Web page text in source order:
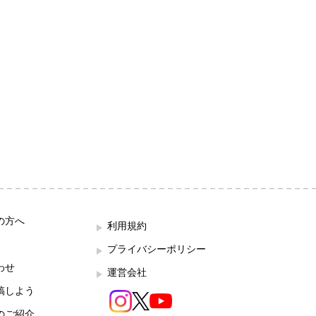
方へ
せ
しよう
利用規約
プライバシーポリシー
運営会社